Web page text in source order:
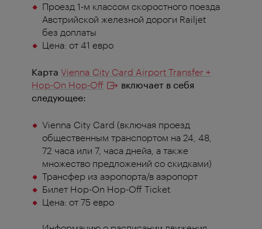
Проезд 1-м классом скоростного поезда
Австрийской железной дороги Railjet
без доплаты
Цена: от 41 евро
Карта Vienna City Card Airport Transfer +
Hop-On Hop-Off
включает в себя
следующее:
Vienna City Card (включая проезд
общественным транспортом на 24, 48,
72 часа или 7, часа днейа, а также
множество предложений со скидками)
Трансфер из аэропорта/в аэропорт
Билет Hop-On Hop-Off Ticket
Цена: от 75 евро